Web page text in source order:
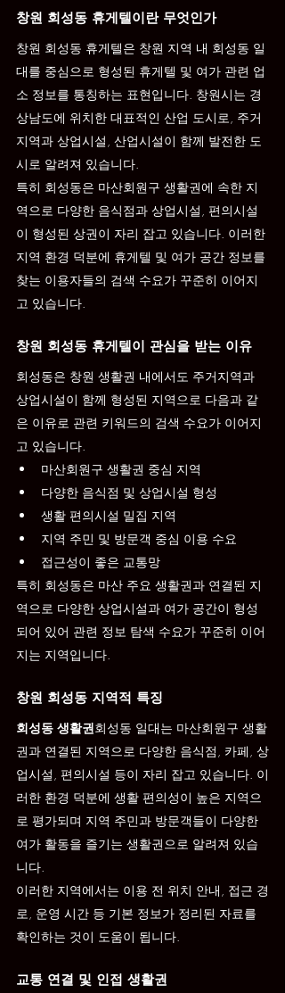
창원 회성동 휴게텔이란 무엇인가
창원 회성동 휴게텔은 창원 지역 내 회성동 일
대를 중심으로 형성된 휴게텔 및 여가 관련 업
소 정보를 통칭하는 표현입니다. 창원시는 경
상남도에 위치한 대표적인 산업 도시로, 주거
지역과 상업시설, 산업시설이 함께 발전한 도
시로 알려져 있습니다.
특히 회성동은 마산회원구 생활권에 속한 지
역으로 다양한 음식점과 상업시설, 편의시설
이 형성된 상권이 자리 잡고 있습니다. 이러한
지역 환경 덕분에 휴게텔 및 여가 공간 정보를
찾는 이용자들의 검색 수요가 꾸준히 이어지
고 있습니다.
창원 회성동 휴게텔이 관심을 받는 이유
회성동은 창원 생활권 내에서도 주거지역과
상업시설이 함께 형성된 지역으로 다음과 같
은 이유로 관련 키워드의 검색 수요가 이어지
고 있습니다.
마산회원구 생활권 중심 지역
다양한 음식점 및 상업시설 형성
생활 편의시설 밀집 지역
지역 주민 및 방문객 중심 이용 수요
접근성이 좋은 교통망
특히 회성동은 마산 주요 생활권과 연결된 지
역으로 다양한 상업시설과 여가 공간이 형성
되어 있어 관련 정보 탐색 수요가 꾸준히 이어
지는 지역입니다.
창원 회성동 지역적 특징
회성동 생활권회성동 일대는 마산회원구 생활
권과 연결된 지역으로 다양한 음식점, 카페, 상
업시설, 편의시설 등이 자리 잡고 있습니다. 이
러한 환경 덕분에 생활 편의성이 높은 지역으
로 평가되며 지역 주민과 방문객들이 다양한
여가 활동을 즐기는 생활권으로 알려져 있습
니다.
이러한 지역에서는 이용 전 위치 안내, 접근 경
로, 운영 시간 등 기본 정보가 정리된 자료를
확인하는 것이 도움이 됩니다.
교통 연결 및 인접 생활권